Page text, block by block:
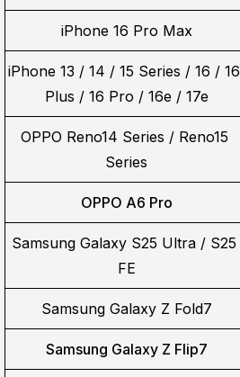
iPhone 16 Pro Max
iPhone 13 / 14 / 15 Series / 16 / 16
Plus / 16 Pro / 16e / 17e
OPPO Reno14 Series / Reno15
Series
OPPO A6 Pro
Samsung Galaxy S25 Ultra / S25
FE
Samsung Galaxy Z Fold7
Samsung Galaxy Z Flip7